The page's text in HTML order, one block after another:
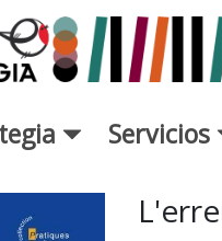
Servicios
-